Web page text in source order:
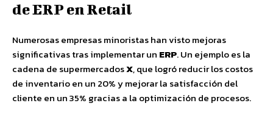
de ERP en Retail
Numerosas empresas minoristas han visto mejoras
significativas tras implementar un ERP. Un ejemplo es la
cadena de supermercadosX, que logró reducir los costos
de inventario en un 20% y mejorar la satisfacción del
cliente en un 35% gracias a la optimización de procesos.